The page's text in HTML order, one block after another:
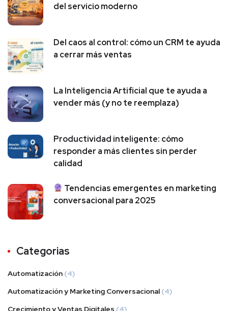
del servicio moderno
Del caos al control: cómo un CRM te ayuda
a cerrar más ventas
La Inteligencia Artificial que te ayuda a
vender más (y no te reemplaza)
Productividad inteligente: cómo
responder a más clientes sin perder
calidad
Tendencias emergentes en marketing
conversacional para 2025
Categorias
Automatización (4)
Automatización y Marketing Conversacional (4)
Crecimiento y Ventas Digitales (4)